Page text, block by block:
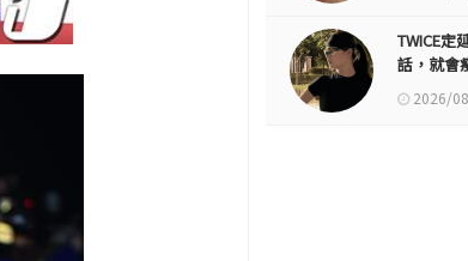
TWICE定
話，就
2026/